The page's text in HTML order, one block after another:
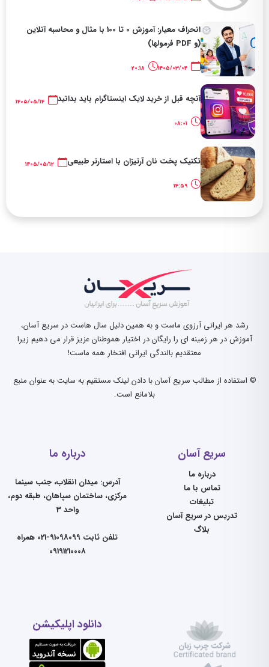
انحراف معیار: آموزش 0 تا 100 با مثال و محاسبه آنلاین
(و PDF فرمولها)
20:18
آنچه قبل از خرید لایک اینستاگرام باید بدانید
تکنیک پخت نان آرتیزان با استارتر طبیعی
14:59
رشد هر ایرانی آرزوی ماست و به همین دلیل سال هاست در سریع آسان،
آموزش در هر زمینه ای را رایگان در اختیار هموطنان عزیز قرار می دهیم زیرا
معتقدیم بالندگی ایرانی افتخار همه ماست!
© استفاده از مطالب سریع آسان با دادن لینک مستقیم به سایت به عنوان منبع
بلامانع است.
سریع آسان
درباره ما
تماس با ما
تبلیغات
تدریس در سریع آسان
بلاگ
درباره ما
آدرس: میدان انقلاب، جنب سینما
مرکزی، ساختمان سپاهان، طبقه دوم،
واحد 3
تلفن ثابت 91098099-021 همراه
09191210008
دانلود اپلیکیشن